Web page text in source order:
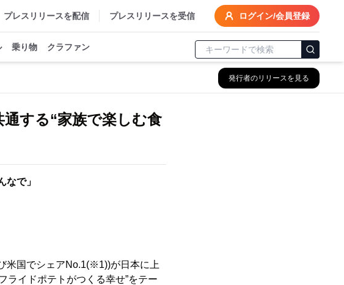
プレスリリースを配信 プレスリリースを受信 ログイン/会員登録
乗り物 クラファン
発行者のリリースを見る
する“家族で楽しむ食
なで」
米国でシェアNo.1(※1))が日本に上
ライドポテトがつくる幸せ”をテー